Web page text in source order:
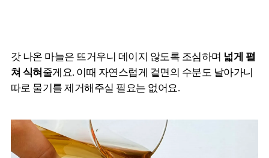
갓 나온 마늘은 뜨거우니 데이지 않도록 조심하며 넓게 펼
쳐 식혀 줄게요. 이때 자연스럽게 겉면의 수분도 날아가니
따로 물기를 제거해주실 필요는 없어요.